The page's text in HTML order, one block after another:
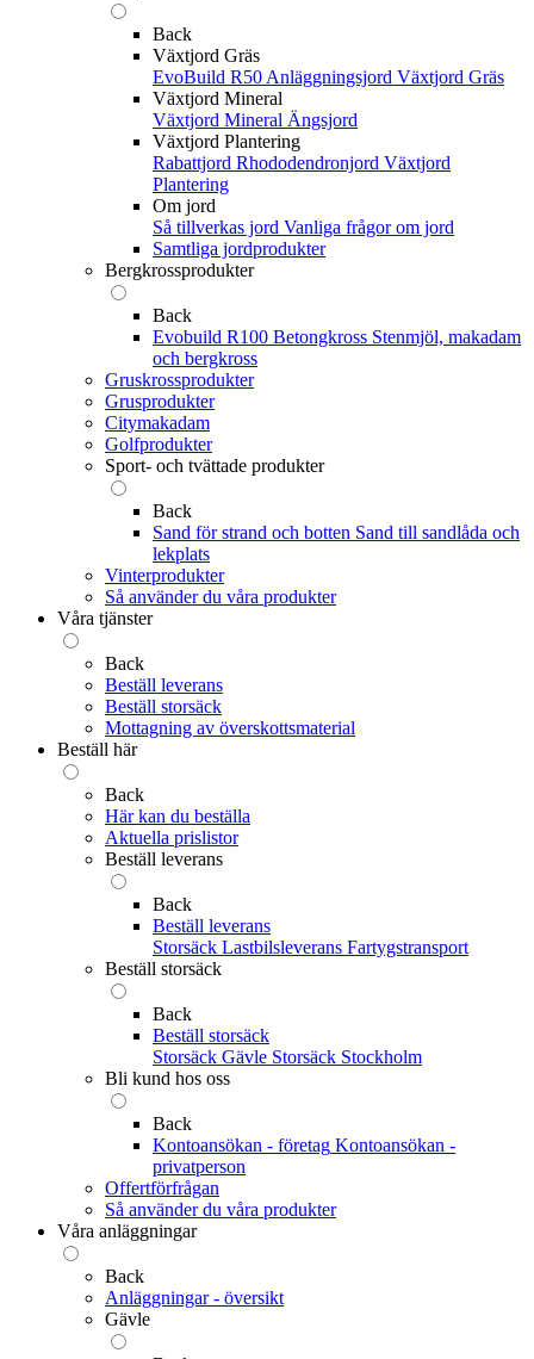
Back
Växtjord Gräs
EvoBuild R50 Anläggningsjord Växtjord Gräs
Växtjord Mineral
Växtjord Mineral Ängsjord
Växtjord Plantering
Rabattjord Rhododendronjord Växtjord
Plantering
Om jord
Så tillverkas jord Vanliga frågor om jord
Samtliga jordprodukter
Bergkrossprodukter
Back
Evobuild R100 Betongkross Stenmjöl, makadam
och bergkross
Gruskrossprodukter
Grusprodukter
Citymakadam
Golfprodukter
Sport- och tvättade produkter
Back
Sand för strand och botten Sand till sandlåda och
lekplats
Vinterprodukter
Så använder du våra produkter
Våra tjänster
Back
Beställ leverans
Beställ storsäck
Mottagning av överskottsmaterial
Beställ här
Back
Här kan du beställa
Aktuella prislistor
Beställ leverans
Back
Beställ leverans
Storsäck Lastbilsleverans Fartygstransport
Beställ storsäck
Back
Beställ storsäck
Storsäck Gävle Storsäck Stockholm
Bli kund hos oss
Back
Kontoansökan - företag Kontoansökan -
privatperson
Offertförfrågan
Så använder du våra produkter
Våra anläggningar
Back
Anläggningar - översikt
Gävle